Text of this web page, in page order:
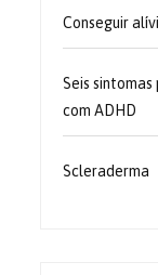
Conseguir
Seis
com ADHD
Scleraderma